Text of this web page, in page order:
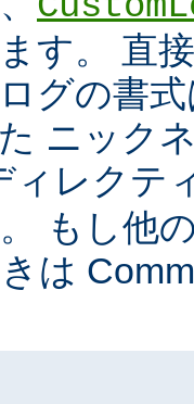
す。 直
グの書
ニック
ィレクテ
もし他
は